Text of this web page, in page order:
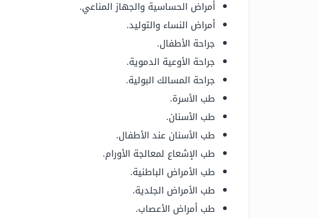
أمراض الحساسية والجهاز المناعي.
أمراض النساء والتوليد.
جراحة الأطفال.
جراحة الأوعية الدموية.
جراحة المسالك البولية.
طب الأسرة.
طب الأسنان.
طب الأسنان عند الأطفال.
طب الإشعاع لمعالجة الأورام.
طب الأمراض الباطنية.
طب الأمراض الجلدية.
طب أمراض الأعصاب.